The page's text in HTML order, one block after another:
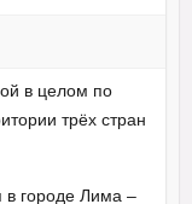
в целом по
трёх стран
в городе Лима –